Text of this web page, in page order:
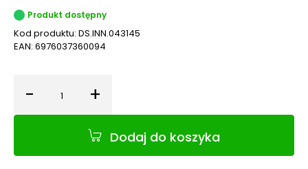
Produkt dostępny
Kod produktu: DS.INN.043145
EAN: 6976037360094
- Ilość +
Dodaj do koszyka